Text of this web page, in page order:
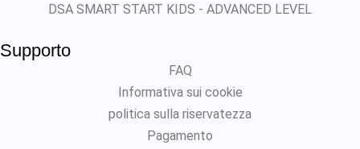
DSA SMART START KIDS - ADVANCED LEVEL
Supporto
FAQ
Informativa sui cookie
politica sulla riservatezza
Pagamento